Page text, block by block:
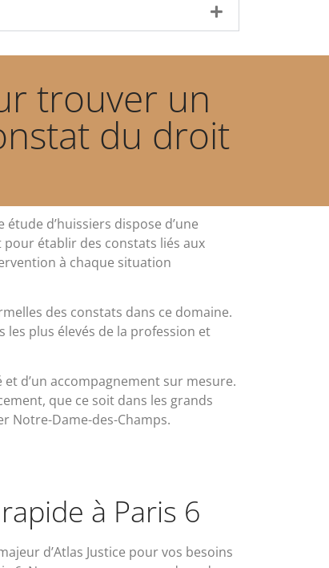
trouver un
du droit
d’huissiers dispose d’une
établir des constats liés aux
à chaque situation
des constats dans ce domaine.
plus élevés de la profession et
d’un accompagnement sur mesure.
que ce soit dans les grands
Notre-Dame-des-Champs.
à Paris 6
d’Atlas Justice pour vos besoins